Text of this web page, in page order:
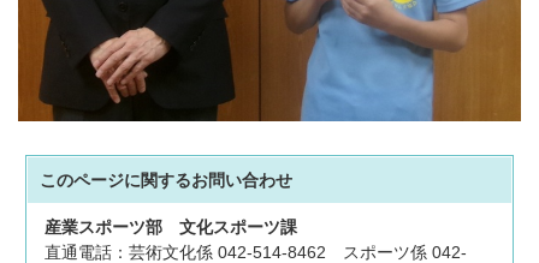
このページに関するお問い合わせ
産業スポーツ部文化スポーツ課
直通電話：芸術文化係 042-514-8462 スポーツ係 042-